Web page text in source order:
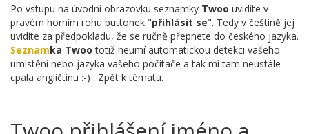
Po vstupu na úvodní obrazovku seznamky Twoo uvidíte v
pravém horním rohu buttonek "přihlásit se". Tedy v češtině jej
uvidíte za předpokladu, že se ručně přepnete do českého jazyka.
Seznamka Twoo totiž neumí automatickou detekci vašeho
umístění nebo jazyka vašeho počítače a tak mi tam neustále
cpala angličtinu :-) . Zpět k tématu.